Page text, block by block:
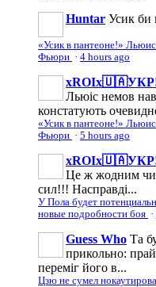
Huntar Усик би
«Усик в пантеоне!»
Фьюри · 4 hours ago
Льюіс немов
констатують
«Усик в пантеоне!»
Фьюри · 5 hours ago
Це ж жодним
сил!!! Насправді...
У Пола будет
новые подробности боя ·
Guess Who Та
прикольно:
переміг його в...
Цзю не сумел